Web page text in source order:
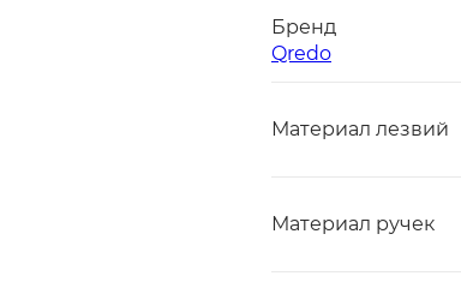
Бренд
Qredo
Материал лезвий
Материал ручек